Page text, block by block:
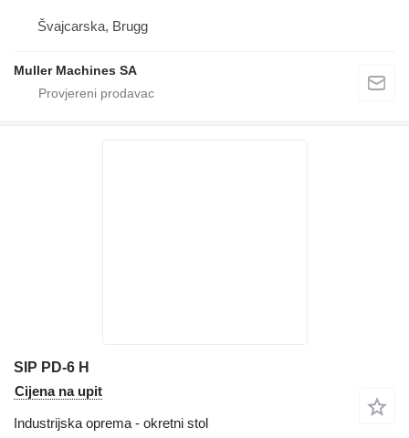
Švајcarska, Brugg
Muller Machines SA
SIP PD-6 H
Cijena na upit
Industrijska oprema - okretni stol